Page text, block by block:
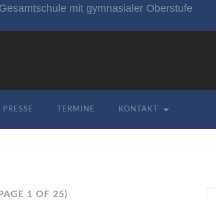
mit gymnasialer Oberstufe
PRESSE TERMINE KONTAKT
1 OF 25)